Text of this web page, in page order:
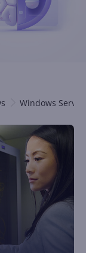
Windows Server